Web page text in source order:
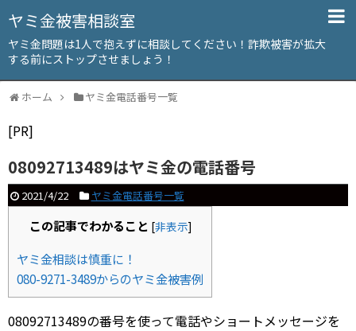
ヤミ金被害相談室
ヤミ金問題は1人で抱えずに相談してください！詐欺被害が拡大
する前にストップさせましょう！
ホーム ヤミ金電話番号一覧
[PR]
08092713489はヤミ金の電話番号
2021/4/22 ヤミ金電話番号一覧
この記事でわかること [非表示]
ヤミ金相談は慎重に！
080-9271-3489からのヤミ金被害例
08092713489の番号を使って電話やショートメッセージを